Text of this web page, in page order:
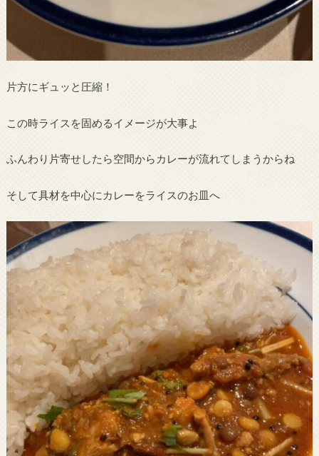
片方にギュッと圧縮！
この時ライスを固めるイメージが大事よ
ふんわり片寄せしたら空間からカレーが流れてしまうからね
そして具材を中心にカレーをライスのお皿へ